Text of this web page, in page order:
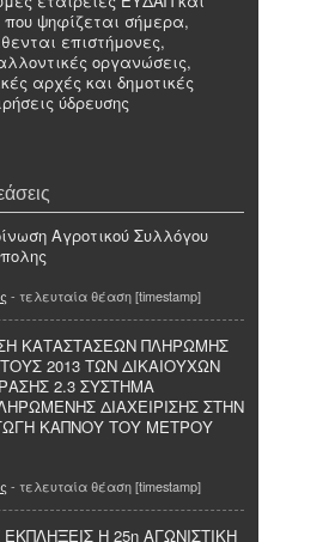
ψηφίζεται σήμερα,
επιστήμονες,
οργανώσεις,
αρχές και δημοτικές
ύδρευσης
Αγροτικού Συλλόγου
- τελευταία θέαση [timestamp]
ΚΑΤΑΣΤΑΣΕΩΝ ΠΛΗΡΩΜΗΣ
2013 ΤΩΝ ΔΙΚΑΙΟΥΧΩΝ
2.3 ΣΥΣΤΗΜΑ
ΔΙΑΧΕΙΡΙΣΗΣ ΣΤΗΝ
ΚΑΠΝΟΥ ΤΟΥ ΜΕΤΡΟΥ
- τελευταία θέαση [timestamp]
Η 25η ΑΓΩΝΙΣΤΙΚΗ